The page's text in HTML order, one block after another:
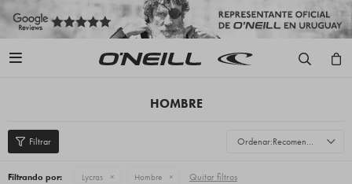

HOMBRE
Recomendados
Filtrando por: Lycras Hombre Quitar filtros